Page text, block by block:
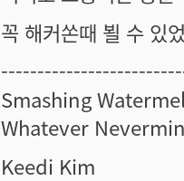
꼭 해커쏜때 뵐 수 있
Smashing
Whatever
Keedi Kim